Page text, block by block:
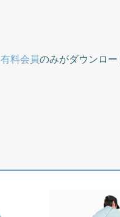
有料会員のみがダウンロー